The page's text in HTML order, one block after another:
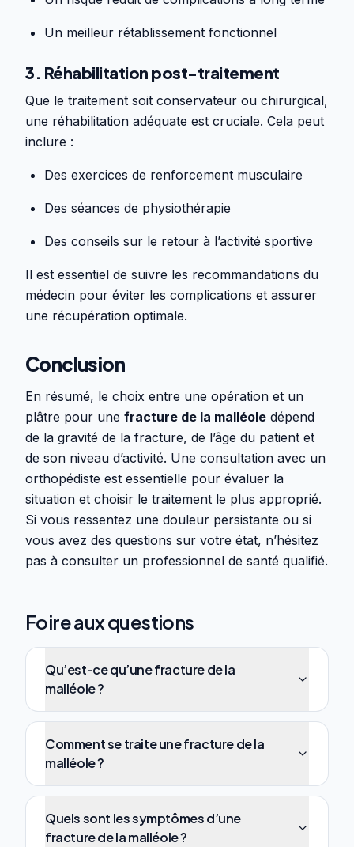
Un meilleur rétablissement fonctionnel
3. Réhabilitation post-traitement
Que le traitement soit conservateur ou chirurgical,
une réhabilitation adéquate est cruciale. Cela peut
inclure :
Des exercices de renforcement musculaire
Des séances de physiothérapie
Des conseils sur le retour à l’activité sportive
Il est essentiel de suivre les recommandations du
médecin pour éviter les complications et assurer
une récupération optimale.
Conclusion
En résumé, le choix entre une opération et un
plâtre pour une fracture de la malléole dépend
de la gravité de la fracture, de l’âge du patient et
de son niveau d’activité. Une consultation avec un
orthopédiste est essentielle pour évaluer la
situation et choisir le traitement le plus approprié.
Si vous ressentez une douleur persistante ou si
vous avez des questions sur votre état, n’hésitez
pas à consulter un professionnel de santé qualifié.
Foire aux questions
Qu’est-ce qu’une fracture de la
malléole ?
Comment se traite une fracture de la
malléole ?
Quels sont les symptômes d’une
fracture de la malléole ?